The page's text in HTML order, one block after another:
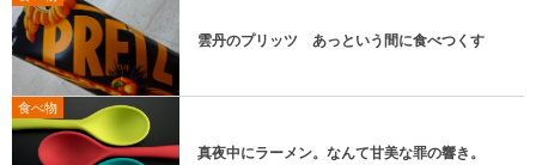
雲丹のプリッツ あっという間に食べつくす
食べ物
真夜中にラーメン。なんて甘美な罪の響き。